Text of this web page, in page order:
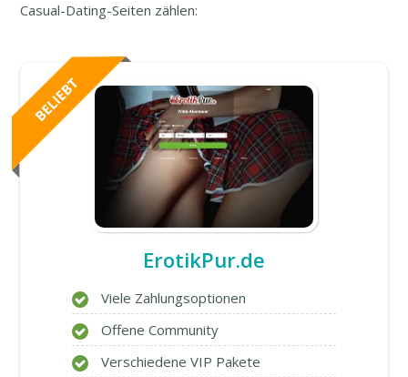
Casual-Dating-Seiten zählen:
ErotikPur.de
Viele Zahlungsoptionen
Offene Community
Verschiedene VIP Pakete